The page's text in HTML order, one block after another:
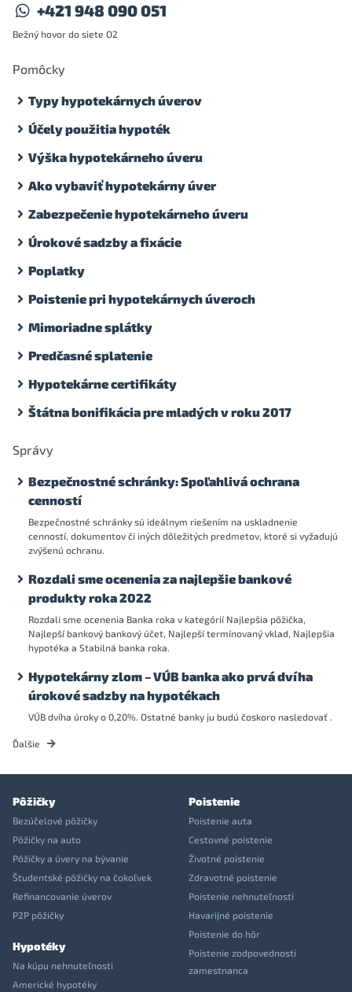
+421 948 090 051
Bežný hovor do siete O2
Pomôcky
Typy hypotekárnych úverov
Účely použitia hypoték
Výška hypotekárneho úveru
Ako vybaviť hypotekárny úver
Zabezpečenie hypotekárneho úveru
Úrokové sadzby a fixácie
Poplatky
Poistenie pri hypotekárnych úveroch
Mimoriadne splátky
Predčasné splatenie
Hypotekárne certifikáty
Štátna bonifikácia pre mladých v roku 2017
Správy
Bezpečnostné schránky: Spoľahlivá ochrana
cenností
Bezpečnostné schránky sú ideálnym riešením na uskladnenie
cenností, dokumentov či iných dôležitých predmetov, ktoré si vyžadujú
zvýšenú ochranu.
Rozdali sme ocenenia za najlepšie bankové
produkty roka 2022
Rozdali sme ocenenia Banka roka v kategórií Najlepšia pôžička,
Najlepší bankový bankový účet, Najlepší termínovaný vklad, Najlepšia
hypotéka a Stabilná banka roka.
Hypotekárny zlom – VÚB banka ako prvá dvíha
úrokové sadzby na hypotékach
VÚB dvíha úroky o 0,20%. Ostatné banky ju budú čoskoro nasledovať .
Ďalšie
Pôžičky
Bezúčelové pôžičky
Pôžičky na auto
Pôžičky a úvery na bývanie
Študentské pôžičky na čokoľvek
Refinancovanie úverov
P2P pôžičky
Hypotéky
Na kúpu nehnuteľnosti
Americké hypotéky
Poistenie
Poistenie auta
Cestovné poistenie
Životné poistenie
Zdravotné poistenie
Poistenie nehnuteľnosti
Havarijné poistenie
Poistenie do hôr
Poistenie zodpovednosti
zamestnanca